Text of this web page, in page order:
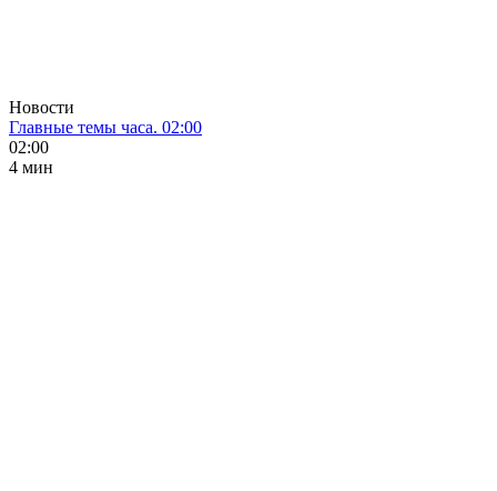
Новости
Главные темы часа. 02:00
02:00
4 мин